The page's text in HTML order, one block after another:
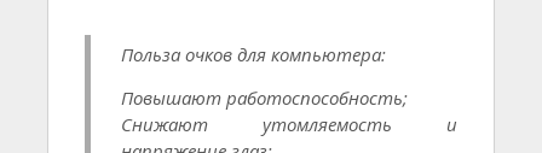
Польза очков для компьютера:
Повышают работоспособность;
Снижают утомляемость и